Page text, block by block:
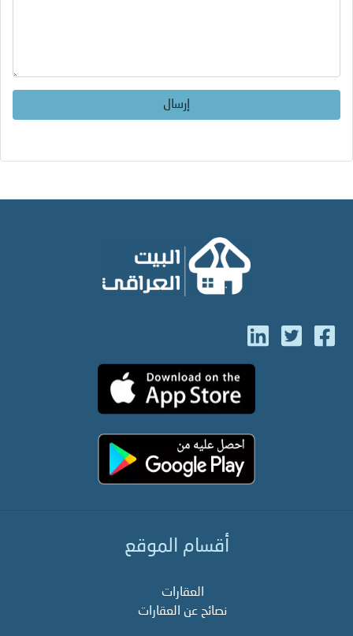
إرسال
أقسام الموقع
العقارات
نصائح عن العقارات